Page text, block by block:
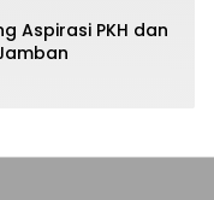
Aspirasi PKH dan